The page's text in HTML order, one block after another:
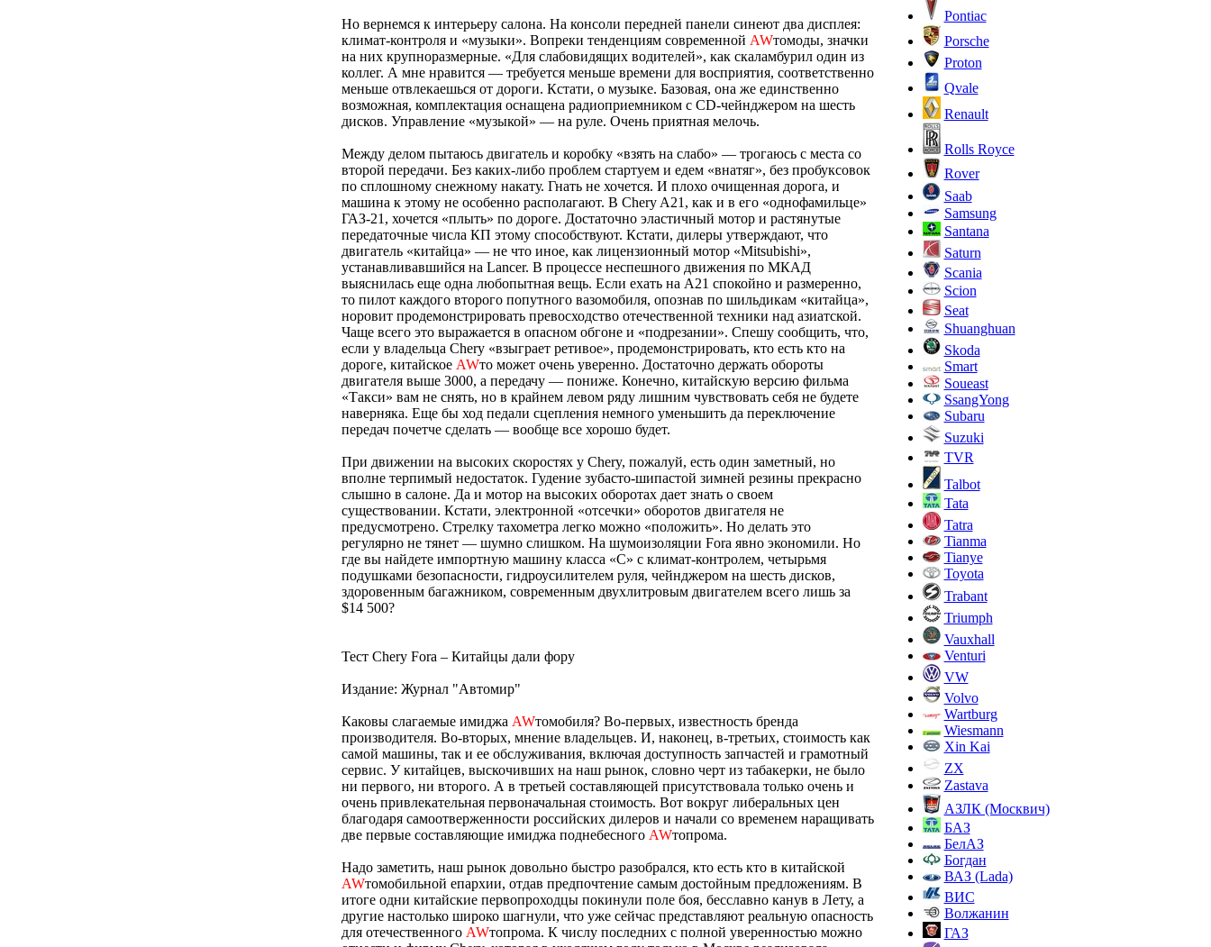
Но вернемся к интерьеру салона. На консоли передней панели синеют два дисплея:
климат-контроля и «музыки». Вопреки тенденциям современной AWтомоды, значки
на них крупноразмерные. «Для слабовидящих водителей», как скаламбурил один из
коллег. А мне нравится — требуется меньше времени для восприятия, соответственно
меньше отвлекаешься от дороги. Кстати, о музыке. Базовая, она же единственно
возможная, комплектация оснащена радиоприемником с CD-чейнджером на шесть
дисков. Управление «музыкой» — на руле. Очень приятная мелочь.
Между делом пытаюсь двигатель и коробку «взять на слабо» — трогаюсь с места со
второй передачи. Без каких-либо проблем стартуем и едем «внатяг», без пробуксовок
по сплошному снежному накату. Гнать не хочется. И плохо очищенная дорога, и
машина к этому не особенно располагают. В Chery A21, как и в его «однофамильце»
ГАЗ-21, хочется «плыть» по дороге. Достаточно эластичный мотор и растянутые
передаточные числа КП этому способствуют. Кстати, дилеры утверждают, что
двигатель «китайца» — не что иное, как лицензионный мотор «Mitsubishi»,
устанавливавшийся на Lancer. В процессе неспешного движения по МКАД
выяснилась еще одна любопытная вещь. Если ехать на A21 спокойно и размеренно,
то пилот каждого второго попутного вазомобиля, опознав по шильдикам «китайца»,
норовит продемонстрировать превосходство отечественной техники над азиатской.
Чаще всего это выражается в опасном обгоне и «подрезании». Спешу сообщить, что,
если у владельца Chery «взыграет ретивое», продемонстрировать, кто есть кто на
дороге, китайское AWто может очень уверенно. Достаточно держать обороты
двигателя выше 3000, а передачу — пониже. Конечно, китайскую версию фильма
«Такси» вам не снять, но в крайнем левом ряду лишним чувствовать себя не будете
наверняка. Еще бы ход педали сцепления немного уменьшить да переключение
передач почетче сделать — вообще все хорошо будет.
При движении на высоких скоростях у Chery, пожалуй, есть один заметный, но
вполне терпимый недостаток. Гудение зубасто-шипастой зимней резины прекрасно
слышно в салоне. Да и мотор на высоких оборотах дает знать о своем
существовании. Кстати, электронной «отсечки» оборотов двигателя не
предусмотрено. Стрелку тахометра легко можно «положить». Но делать это
регулярно не тянет — шумно слишком. На шумоизоляции Fora явно экономили. Но
где вы найдете импортную машину класса «С» с климат-контролем, четырьмя
подушками безопасности, гидроусилителем руля, чейнджером на шесть дисков,
здоровенным багажником, современным двухлитровым двигателем всего лишь за
$14 500?
Тест Chery Fora – Китайцы дали фору
Издание: Журнал "Автомир"
Каковы слагаемые имиджа AWтомобиля? Во-первых, известность бренда
производителя. Во-вторых, мнение владельцев. И, наконец, в-третьих, стоимость как
самой машины, так и ее обслуживания, включая доступность запчастей и грамотный
сервис. У китайцев, выскочивших на наш рынок, словно черт из табакерки, не было
ни первого, ни второго. А в третьей составляющей присутствовала только очень и
очень привлекательная первоначальная стоимость. Вот вокруг либеральных цен
благодаря самоотверженности российских дилеров и начали со временем наращивать
две первые составляющие имиджа поднебесного AWтопрома.
Надо заметить, наш рынок довольно быстро разобрался, кто есть кто в китайской
AWтомобильной епархии, отдав предпочтение самым достойным предложениям. В
итоге одни китайские первопроходцы покинули поле боя, бесславно канув в Лету, а
другие настолько широко шагнули, что уже сейчас представляют реальную опасность
для отечественного AWтопрома. К числу последних с полной уверенностью можно
Pontiac
Porsche
Proton
Qvale
Renault
Rolls Royce
Rover
Saab
Samsung
Santana
Saturn
Scania
Scion
Seat
Shuanghuan
Skoda
Smart
Soueast
SsangYong
Subaru
Suzuki
TVR
Talbot
Tata
Tatra
Tianma
Tianye
Toyota
Trabant
Triumph
Vauxhall
Venturi
VW
Volvo
Wartburg
Wiesmann
Xin Kai
ZX
Zastava
АЗЛК (Москвич)
БАЗ
БелАЗ
Богдан
ВАЗ (Lada)
ВИС
Волжанин
ГАЗ